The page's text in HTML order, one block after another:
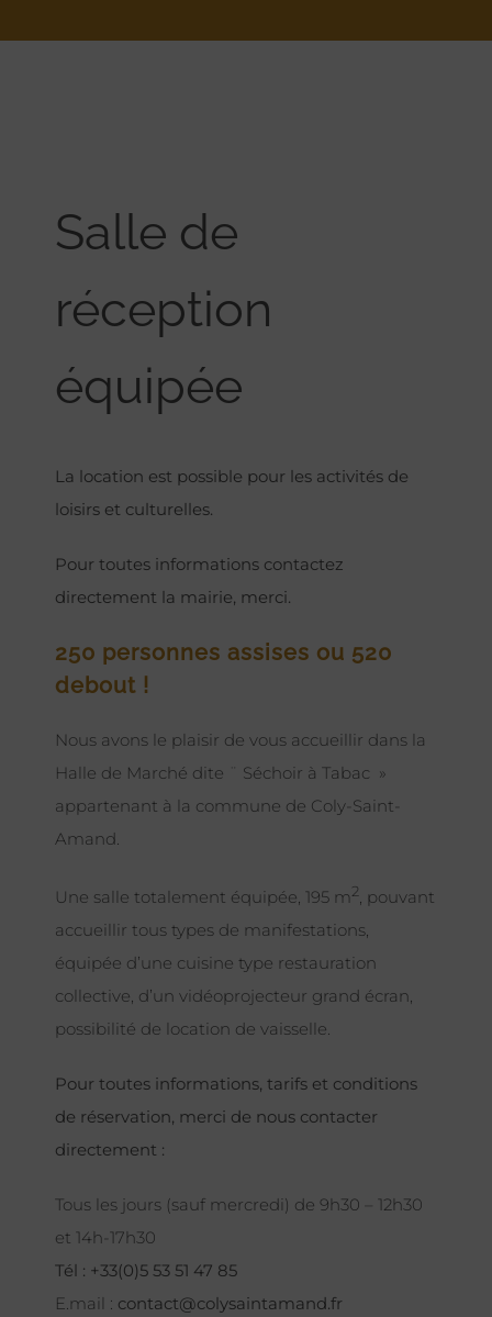
Salle de
réception
équipée
La location est possible pour les activités de
loisirs et culturelles.
Pour toutes informations contactez
directement la mairie, merci.
250 personnes assises ou 520
debout !
Nous avons le plaisir de vous accueillir dans la
Halle de Marché dite ¨ Séchoir à Tabac »
appartenant à la commune de Coly-Saint-
Amand.
Une salle totalement équipée, 195 m2, pouvant
accueillir tous types de manifestations,
équipée d’une cuisine type restauration
collective, d’un vidéoprojecteur grand écran,
possibilité de location de vaisselle.
Pour toutes informations, tarifs et conditions
de réservation, merci de nous contacter
directement :
Tous les jours (sauf mercredi) de 9h30 – 12h30
et 14h-17h30
Tél : +33(0)5 53 51 47 85
E.mail : contact@colysaintamand.fr